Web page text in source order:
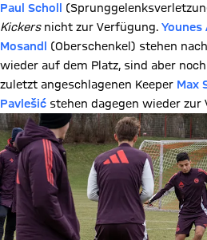
Paul Scholl
Kickersnicht zur Verfügung. Younes
Mosandl
(Oberschenkel) stehen
wieder auf dem Platz, sind aber
zuletzt angeschlagenen Keeper Max
Pavlešić stehen dagegen wieder zur